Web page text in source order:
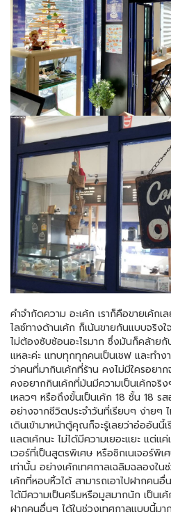
คำจำกัดความ อะเค้ก เราก็คือขายเค้กเล
ไลซ์ทางด้านเค้ก ก็เน้นขายกันแบบจริง
ไม่ต้องซับซ้อนอะไรมาก ซึ่งมันก็คล้าย
แหละค่ะ แทบทุกทุกคนเป็นเชฟ และทำง
ว่าคนที่มากินเค้กที่ร้าน คงไม่มีใครอยาก
คงอยากกินเค้กที่มันมีความเป็นเค้กจริง
เหลวๆ หรือถึงขั้นเป็นเค้ก 18 ชั้น 18 รส
อย่างจากชีวิตประจำวันที่เรียบๆ ง่ายๆ
เดินเข้ามาหน้าตู้คุณก็จะรู้เลยว่าอ๋ออันนี้
แลตเค้กนะ ไม่ได้มีความเยอะแยะ แต่แ
เวอร์ที่เป็นสูตรพิเศษ หรือซิกเนเจอร์พิเศ
เท่านั้น อย่างเค้กเทศกาลเฉลิมฉลองใ
เค้กที่หอบหิ้วได้ สามารถเอาไปฝากคน
ได้มีความเป็นครีมหรือมูสมากนัก เป็นเ
ฝากคนอื่นๆ ได้ในช่วงเทศกาลแบบนี้มา